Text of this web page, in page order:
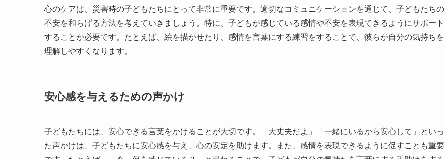
心のケアは、災害時の子どもたちにとって非常に重要です。適切なコミュニケーションを通じて、子どもたちの
不安を和らげる方法を考えていきましょう。特に、子どもが感じている感情や不安を表現できるようにサポート
することが必要です。たとえば、絵を描かせたり、感情を言葉にする練習をすることで、彼らが自分の気持ちを
理解しやすくなります。
安心感を与えるための声かけ
子どもたちには、安心できる言葉をかけることが大切です。「大丈夫だよ」「一緒にいるから安心して」といっ
た声かけは、子どもたちに安心感を与え、心の安定を助けます。また、感情を表現できるように促すことも重要